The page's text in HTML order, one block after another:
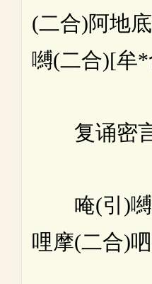
(二合)阿地
嚩(二合)[牟*
复诵密言
唵(引)嚩
哩摩(二合)